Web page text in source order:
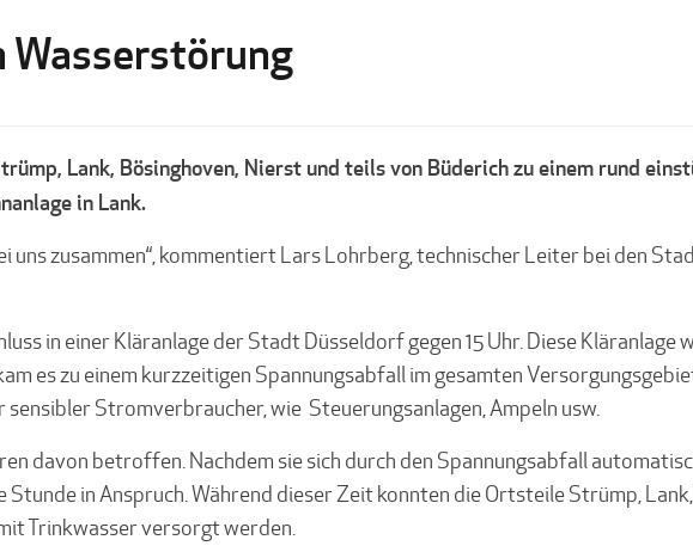
Lank, Bösinghoven, Nierst und teils von Büderich zu einem rund
in Lank.
uns zusammen“, kommentiert Lars Lohrberg, technischer Leiter bei den
in einer Kläranlage der Stadt Düsseldorf gegen 15 Uhr. Diese
es zu einem kurzzeitigen Spannungsabfall im gesamten
Stromverbraucher, wie Steuerungsanlagen, Ampeln usw.
davon betroffen. Nachdem sie sich durch den Spannungsabfall
Stunde in Anspruch. Während dieser Zeit konnten die Ortsteile Strümp,
Trinkwasser versorgt werden.